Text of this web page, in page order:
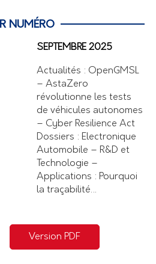
NUMÉRO
SEPTEMBRE 2025
Actualités : OpenGMSL
– AstaZero
révolutionne les tests
de véhicules autonomes
– Cyber Resilience Act
Dossiers : Electronique
Automobile – R&D et
Technologie –
Applications : Pourquoi
la traçabilité…
Version PDF